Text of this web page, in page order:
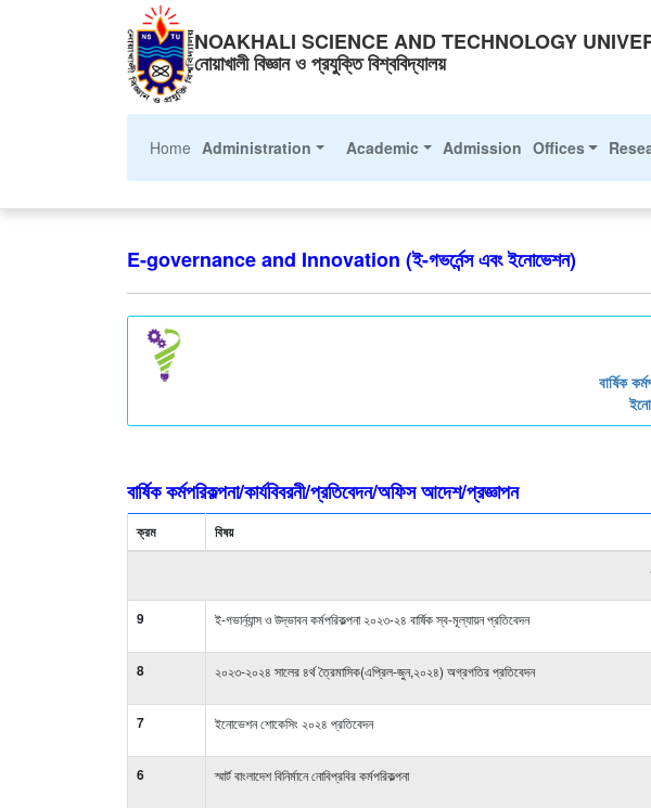
NOAKHALI SCIENCE AND TECHNOLOGY
নোয়াখালী বিজ্ঞান ও প্রযুক্তি বিশ্ববিদ্যালয়
Home (current)
Administration Academic Admission Offices
E-governance and Innovation (ই-গভর্নেন্স এবং ইনোভেশন)
বার্ষিক
বার্ষিক কর্মপরিকল্পনা/কার্যবিবরনী/প্রতিবেদন/অফিস আদেশ/প্রজ্ঞাপন
ক্রম বিষয়
9 ই-গভার্ন্যান্স ও উদ্ভাবন কর্মপরিকল্পনা ২০২৩-২৪ বার্ষিক স্ব-মূল্যায়ন প্রতিবেদন
8 ২০২৩-২০২৪ সালের ৪র্থ ত্রৈমাসিক(এপ্রিল-জুন,২০২৪) অগ্রগতির প্রতিবেদন
7 ইনোভেশন শোকেসিং ২০২৪ প্রতিবেদন
6 স্মার্ট বাংলাদেশ বিনির্মানে নোবিপ্রবির কর্মপরিকল্পনা